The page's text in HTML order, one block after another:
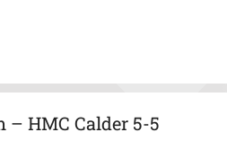
– HMC Calder 5-5